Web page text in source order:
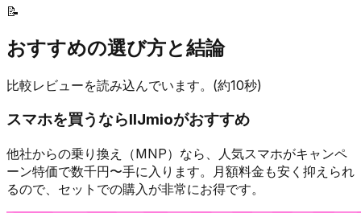
📝
おすすめの選び方と結論
比較レビューを読み込んでいます。(約10秒)
スマホを買うならIIJmioがおすすめ
他社からの乗り換え（MNP）なら、人気スマホがキャンペ
ーン特価で数千円〜手に入ります。月額料金も安く抑えられ
るので、セットでの購入が非常にお得です。